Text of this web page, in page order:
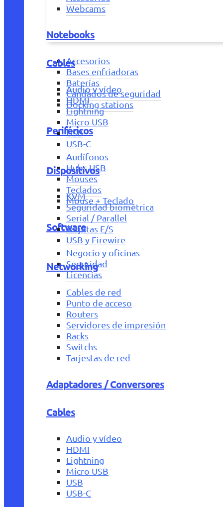
Webcams
Notebooks
Accesorios
Bases enfriadoras
Baterías
Candados de seguridad
Docking stations
Periféricos
Audífonos
Hubs USB
Mouses
Teclados
Mouse + Teclado
Software
Negocio y oficinas
Seguridad
Licencias
Cables
Audio y vídeo
HDMI
Lightning
Micro USB
USB
USB-C
Dispositivos
KVM
Seguridad biométrica
Serial / Parallel
Tarjetas E/S
USB y Firewire
Networking
Cables de red
Punto de acceso
Routers
Servidores de impresión
Racks
Switchs
Tarjestas de red
Adaptadores / Conversores
Cables
Audio y vídeo
HDMI
Lightning
Micro USB
USB
USB-C